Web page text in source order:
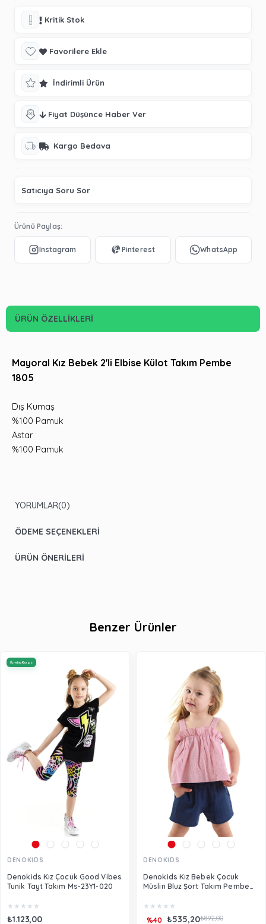
Kritik Stok
Favorilere Ekle
İndirimli Ürün
Fiyat Düşünce Haber Ver
Kargo Bedava
Satıcıya Soru Sor
Ürünü Paylaş:
ÜRÜN ÖZELLIKLERI
Mayoral Kız Bebek 2'li Elbise Külot Takım Pembe
1805
Dış Kumaş
%100 Pamuk
Astar
%100 Pamuk
YORUMLAR(0)
ÖDEME SEÇENEKLERI
ÜRÜN ÖNERILERI
Benzer Ürünler
DENOKİDS
Denokids Kız Çocuk Good Vibes
Tunik Tayt Takım Ms-23Y1-020
★ ★ ★ ★ ★
₺1.123,00
Ücretsiz Kargo
DENOKİDS
Denokids Kız Bebek Çocuk
Müslin Bluz Şort Takım Pembe
★ ★ ★ ★ ★
₺535,20₺892,00
%40